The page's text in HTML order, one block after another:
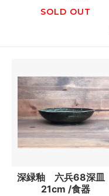
SOLD OUT
深緑釉 六兵68深皿
21cm /食器